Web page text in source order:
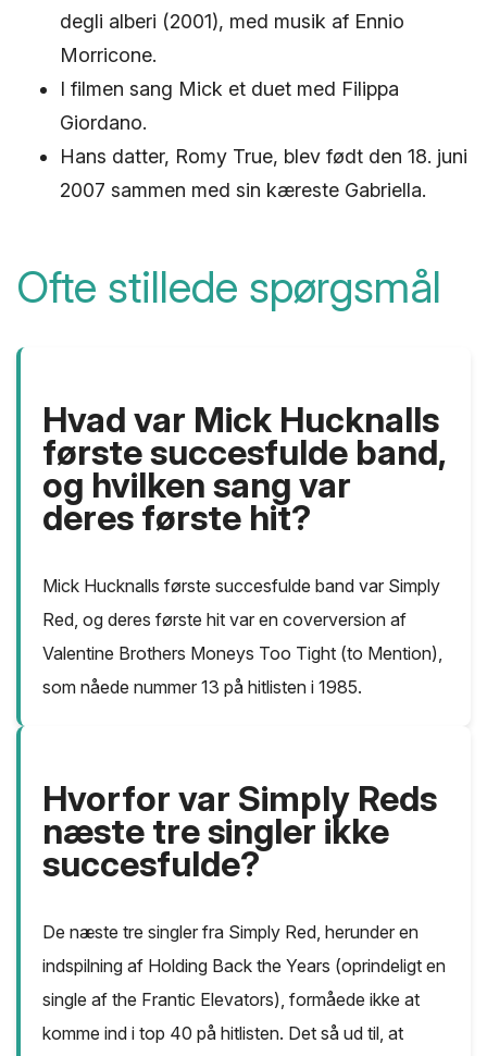
degli alberi (2001), med musik af Ennio
Morricone.
I filmen sang Mick et duet med Filippa
Giordano.
Hans datter, Romy True, blev født den 18. juni
2007 sammen med sin kæreste Gabriella.
Ofte stillede spørgsmål
Hvad var Mick Hucknalls
første succesfulde band,
og hvilken sang var
deres første hit?
Mick Hucknalls første succesfulde band var Simply
Red, og deres første hit var en coverversion af
Valentine Brothers Moneys Too Tight (to Mention),
som nåede nummer 13 på hitlisten i 1985.
Hvorfor var Simply Reds
næste tre singler ikke
succesfulde?
De næste tre singler fra Simply Red, herunder en
indspilning af Holding Back the Years (oprindeligt en
single af the Frantic Elevators), formåede ikke at
komme ind i top 40 på hitlisten. Det så ud til, at